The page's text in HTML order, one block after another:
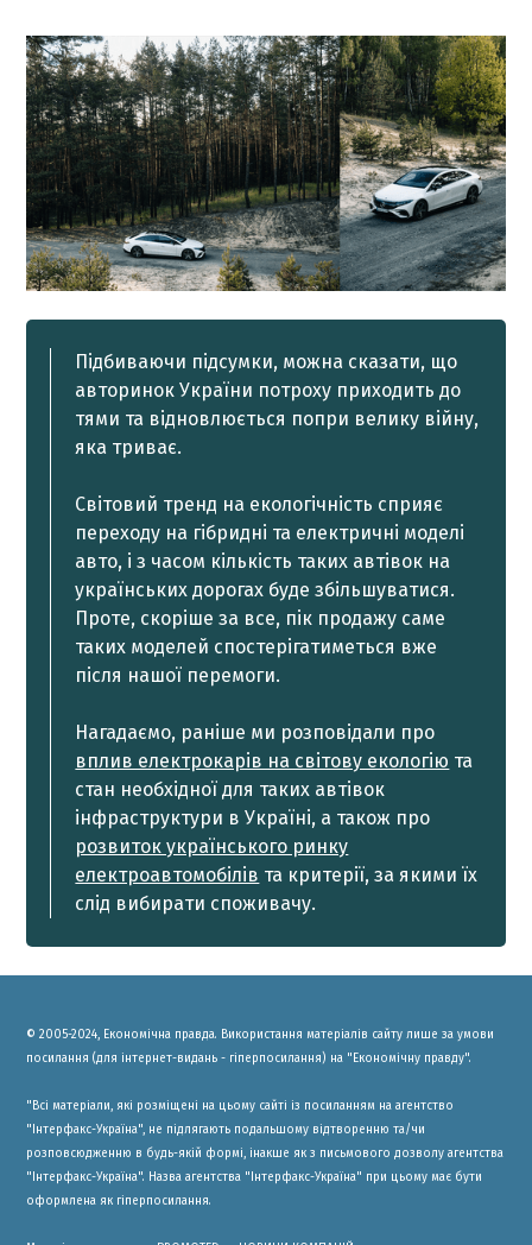
Підбиваючи підсумки, можна сказати, що
авторинок України потроху приходить до
тями та відновлюється попри велику війну,
яка триває.
Світовий тренд на екологічність сприяє
переходу на гібридні та електричні моделі
авто, і з часом кількість таких автівок на
українських дорогах буде збільшуватися.
Проте, скоріше за все, пік продажу саме
таких моделей спостерігатиметься вже
після нашої перемоги.
Нагадаємо, раніше ми розповідали про
вплив електрокарів на світову екологію та
стан необхідної для таких автівок
інфраструктури в Україні, а також про
розвиток українського ринку
електроавтомобілів та критерії, за якими їх
слід вибирати споживачу.
© 2005-2024, Економічна правда. Використання матеріалів сайту лише за умови
посилання (для інтернет-видань - гіперпосилання) на "Економічну правду".
"Всі матеріали, які розміщені на цьому сайті із посиланням на агентство
"Інтерфакс-Україна", не підлягають подальшому відтворенню та/чи
розповсюдженню в будь-якій формі, інакше як з письмового дозволу агентства
"Інтерфакс-Україна". Назва агентства "Інтерфакс-Україна" при цьому має бути
оформлена як гіперпосилання.